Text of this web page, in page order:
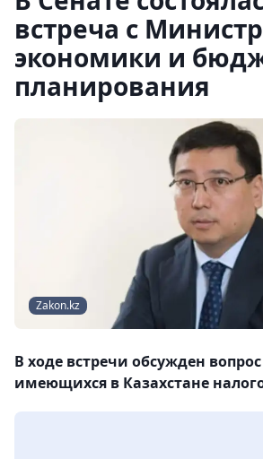
встреча с
экономики и
планирования
Zakon.kz
В ходе встречи обсужден
имеющихся в Казахстане